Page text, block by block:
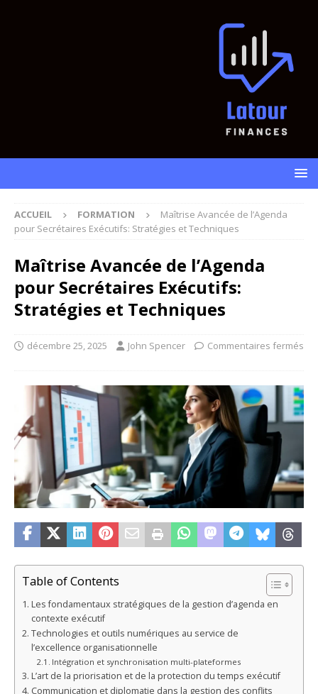
ACCUEIL FORMATION
Maîtrise Avancée de l’Agenda
pour Secrétaires Exécutifs: Stratégies et Techniques
Maîtrise Avancée de l’Agenda
pour Secrétaires Exécutifs:
Stratégies et Techniques
décembre 25, 2025 John Spencer Commentaires fermés
Table of Contents
Les fondamentaux stratégiques de la gestion d’agenda en
contexte exécutif
Technologies et outils numériques au service de
l’excellence organisationnelle
Intégration et synchronisation multi-plateformes
L’art de la priorisation et de la protection du temps exécutif
Communication et diplomatie dans la gestion des conflits